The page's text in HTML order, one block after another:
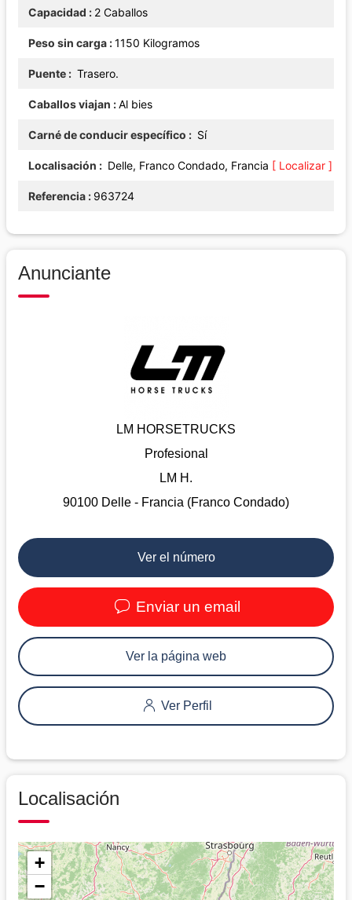
Capacidad 2 Caballos
Peso sin carga 1150 Kilogramos
Puente Trasero.
Caballos viajan Al bies
Carné de conducir específico Sí
Localisación Delle, Franco Condado, Francia [ Localizar ]
Referencia 963724
Anunciante
LM HORSETRUCKS
Profesional
LM H.
90100 Delle - Francia (Franco Condado)
Ver el número
Enviar un email
Ver la página web
Ver Perfil
Localisación
+
−